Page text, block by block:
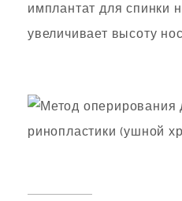
имплантат для спинки
увеличивает высоту